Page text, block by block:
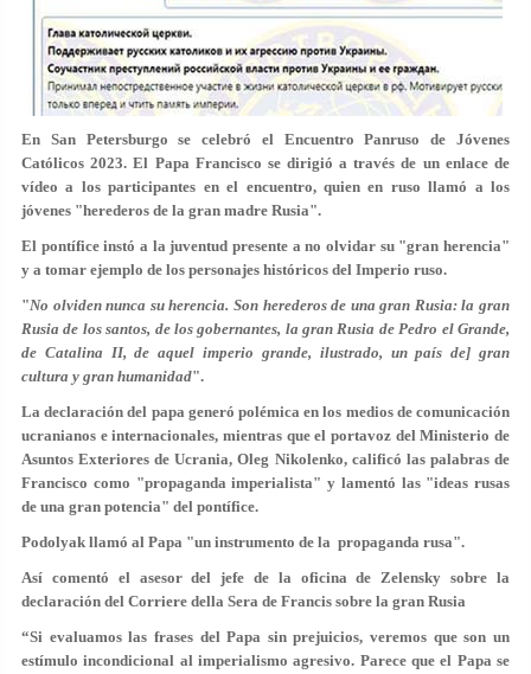
En San Petersburgo se celebró el Encuentro Panruso de Jóvenes
Católicos 2023. El Papa Francisco se dirigió a través de un enlace de
vídeo a los participantes en el encuentro, quien en ruso llamó a los
jóvenes "herederos de la gran madre Rusia".
El pontífice instó a la juventud presente a no olvidar su "gran herencia"
y a tomar ejemplo de los personajes históricos del Imperio ruso.
"No olviden nunca su herencia. Son herederos de una gran Rusia: la gran
Rusia de los santos, de los gobernantes, la gran Rusia de Pedro el Grande,
de Catalina II, de aquel imperio grande, ilustrado, un país de] gran
cultura y gran humanidad".
La declaración del papa generó polémica en los medios de comunicación
ucranianos e internacionales, mientras que el portavoz del Ministerio de
Asuntos Exteriores de Ucrania, Oleg Nikolenko, calificó las palabras de
Francisco como "propaganda imperialista" y lamentó las "ideas rusas
de una gran potencia" del pontífice.
Podolyak llamó al Papa "un instrumento de la propaganda rusa".
Así comentó el asesor del jefe de la oficina de Zelensky sobre la
declaración del Corriere della Sera de Francis sobre la gran Rusia
“Si evaluamos las frases del Papa sin prejuicios, veremos que son un
estímulo incondicional al imperialismo agresivo. Parece que el Papa se